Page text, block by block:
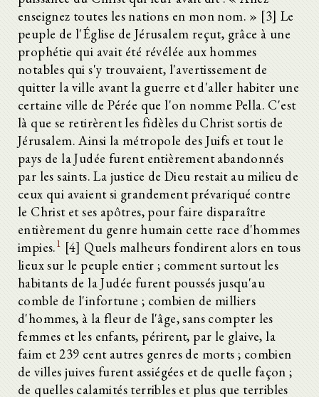
enseignez toutes les nations en mon nom. » [3] Le
peuple de l'Église de Jérusalem reçut, grâce à une
prophétie qui avait été révélée aux hommes
notables qui s'y trouvaient, l'avertissement de
quitter la ville avant la guerre et d'aller habiter une
certaine ville de Pérée que l'on nomme Pella. C'est
là que se retirèrent les fidèles du Christ sortis de
Jérusalem. Ainsi la métropole des Juifs et tout le
pays de la Judée furent entièrement abandonnés
par les saints. La justice de Dieu restait au milieu de
ceux qui avaient si grandement prévariqué contre
le Christ et ses apôtres, pour faire disparaître
entièrement du genre humain cette race d'hommes
impies.1 [4] Quels malheurs fondirent alors en tous
lieux sur le peuple entier ; comment surtout les
habitants de la Judée furent poussés jusqu'au
comble de l'infortune ; combien de milliers
d'hommes, à la fleur de l'âge, sans compter les
femmes et les enfants, périrent, par le glaive, la
faim et 239 cent autres genres de morts ; combien
de villes juives furent assiégées et de quelle façon ;
de quelles calamités terribles et plus que terribles